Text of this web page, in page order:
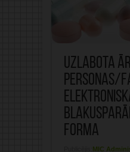
Uzlabota
personas/
forma
MIC